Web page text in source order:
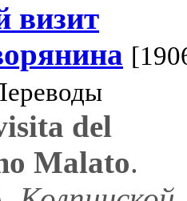
визит
del
Malato.